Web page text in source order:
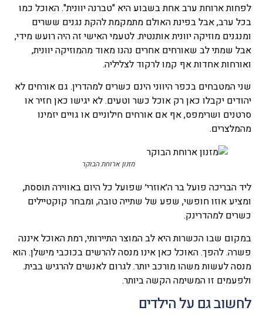
לפחות ארוחת ערב אחת בשבוע היא "טברנה יוונית". האוכל כמו
בכל ערב, אבל בפינת האולם מתמקמת להקת נגנים ששרים
ומנגנים מוזיקה יוונית אותנטית. לטעמי האישי זה היה רועש מידי,
אבל שמתי לב שאורחים אחרים נהנו מאוד מהמוזיקה יוונית,
ואורחות אחדות אף קמו לרקוד לצליליה.
שני המטבחים בכפר היווני הינם כשרים למהדרין. גם אורחים לא
יהודים יקבלו כאן רק אוכל כשר וטעים. לא יגישו כאן חזיר או
סרטנים ושרימפס, אף אם אורחים חילוניים או גויים יזמינו
מהמלצרים.
מזנון ארוחת הבוקר
ליד הבריכה פועל בר ה׳אוזרי׳ שפועל כל היום באווירה תוססת,
ומציע אוזו חופשי, שפע של שתייה טובה, ומבחר קוקטיילים
כשרים למהדרינק.
במקום שבו הכשרות היא לב המוצר התיירותי, רמת האוכל איננה
פשרה. להפך. האוכל כאן אינו מנסה להרשים בכוכבי מישלן. הוא
מנסה לעשות משהו מורכב יותר. לגרום לאנשים להרגיש בבית.
ולפעמים זו המשימה הקשה ביותר.
לחשוב גם על הילדים